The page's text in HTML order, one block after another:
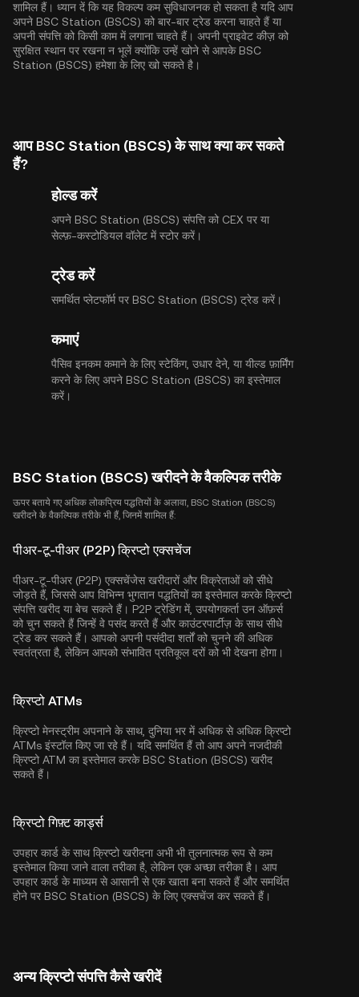
शामिल हैं। ध्यान दें कि यह विकल्प कम सुविधाजनक हो सकता है यदि आप
अपने BSC Station (BSCS) को बार-बार ट्रेड करना चाहते हैं या
अपनी संपत्ति को किसी काम में लगाना चाहते हैं। अपनी प्राइवेट कीज़ को
सुरक्षित स्थान पर रखना न भूलें क्योंकि उन्हें खोने से आपके BSC
Station (BSCS) हमेशा के लिए खो सकते है।
आप BSC Station (BSCS) के साथ क्या कर सकते
हैं?
होल्ड करें
अपने BSC Station (BSCS) संपत्ति को CEX पर या
सेल्फ़-कस्टोडियल वॉलेट में स्टोर करें।
ट्रेड करें
समर्थित प्लेटफॉर्म पर BSC Station (BSCS) ट्रेड करें।
कमाएं
पैसिव इनकम कमाने के लिए स्टेकिंग, उधार देने, या यील्ड फ़ार्मिंग
करने के लिए अपने BSC Station (BSCS) का इस्तेमाल
करें।
BSC Station (BSCS) खरीदने के वैकल्पिक तरीके
ऊपर बताये गए अधिक लोकप्रिय पद्धतियों के अलावा, BSC Station (BSCS)
खरीदने के वैकल्पिक तरीके भी हैं, जिनमें शामिल हैं:
पीअर-टू-पीअर (P2P) क्रिप्टो एक्सचेंज
पीअर-टू-पीअर (P2P) एक्सचेंजेस खरीदारों और विक्रेताओं को सीधे
जोड़ते हैं, जिससे आप विभिन्न भुगतान पद्धतियों का इस्तेमाल करके क्रिप्टो
संपत्ति खरीद या बेच सकते हैं। P2P ट्रेडिंग में, उपयोगकर्ता उन ऑफ़र्स
को चुन सकते हैं जिन्हें वे पसंद करते हैं और काउंटरपार्टीज़ के साथ सीधे
ट्रेड कर सकते हैं। आपको अपनी पसंदीदा शर्तों को चुनने की अधिक
स्वतंत्रता है, लेकिन आपको संभावित प्रतिकूल दरों को भी देखना होगा।
क्रिप्टो ATMs
क्रिप्टो मेनस्ट्रीम अपनाने के साथ, दुनिया भर में अधिक से अधिक क्रिप्टो
ATMs इंस्टॉल किए जा रहे हैं। यदि समर्थित हैं तो आप अपने नजदीकी
क्रिप्टो ATM का इस्तेमाल करके BSC Station (BSCS) खरीद
सकते हैं।
क्रिप्टो गिफ़्ट कार्ड्स
उपहार कार्ड के साथ क्रिप्टो खरीदना अभी भी तुलनात्मक रूप से कम
इस्तेमाल किया जाने वाला तरीका है, लेकिन एक अच्छा तरीका है। आप
उपहार कार्ड के माध्यम से आसानी से एक खाता बना सकते हैं और समर्थित
होने पर BSC Station (BSCS) के लिए एक्सचेंज कर सकते हैं।
अन्य क्रिप्टो संपत्ति कैसे खरीदें